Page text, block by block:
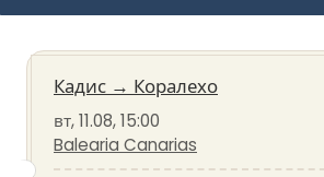
Кадис → Коралехо
вт, 11.08, 15:00
Balearia Canarias